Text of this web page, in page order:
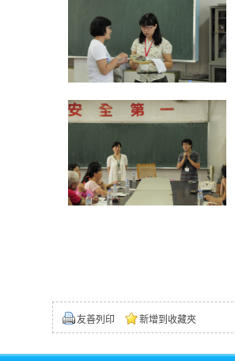
友善列印 新增到收藏夾